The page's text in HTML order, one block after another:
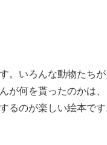
。いろんな動物たち
が何を貰ったのかは
るのが楽しい絵本です